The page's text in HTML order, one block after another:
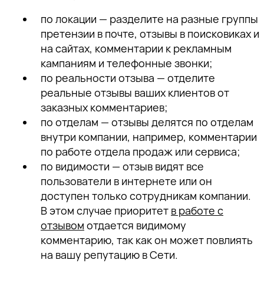
по локации — разделите на разные группы
претензии в почте, отзывы в поисковиках и
на сайтах, комментарии к рекламным
кампаниям и телефонные звонки;
по реальности отзыва — отделите
реальные отзывы ваших клиентов от
заказных комментариев;
по отделам — отзывы делятся по отделам
внутри компании, например, комментарии
по работе отдела продаж или сервиса;
по видимости — отзыв видят все
пользователи в интернете или он
доступен только сотрудникам компании.
В этом случае приоритет в работе с
отзывом отдается видимому
комментарию, так как он может повлиять
на вашу репутацию в Сети.